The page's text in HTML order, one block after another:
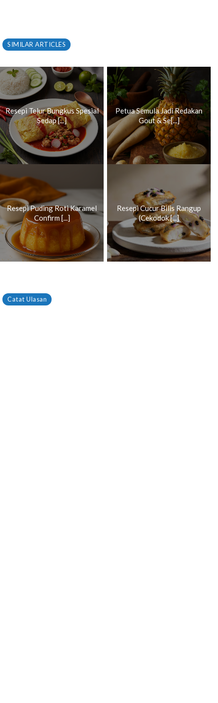
SIMILAR ARTICLES
Resepi Telur Bungkus Spesial
Sedap [...]
Petua Semula Jadi Redakan
Gout & Se[...]
Resepi Puding Roti Karamel
Confirm [...]
Resepi Cucur Bilis Rangup
(Cekodok [...]
Catat Ulasan